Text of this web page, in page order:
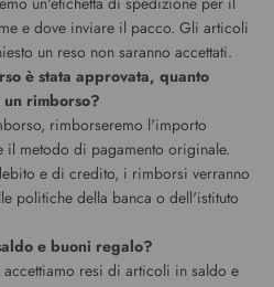
e dove inviare il pacco. Gli articoli
un reso non saranno accettati.
è stata approvata, quanto
rimborso?
rimborseremo l'importo
metodo di pagamento originale.
e di credito, i rimborsi verranno
politiche della banca o dell'istituto
e buoni regalo?
resi di articoli in saldo e